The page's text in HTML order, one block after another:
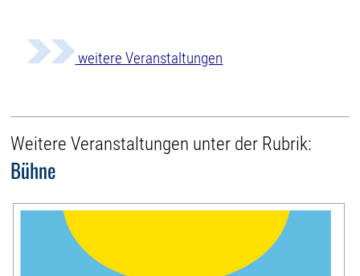
weitere Veranstaltungen
Weitere Veranstaltungen unter der Rubrik:
Bühne